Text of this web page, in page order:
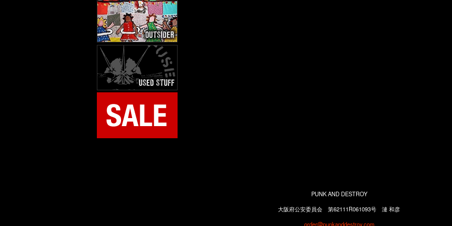
PUNK AND DESTROY
大阪府公安委員会 第62111R061093号 漣 和彦
order@punkanddestroy.com